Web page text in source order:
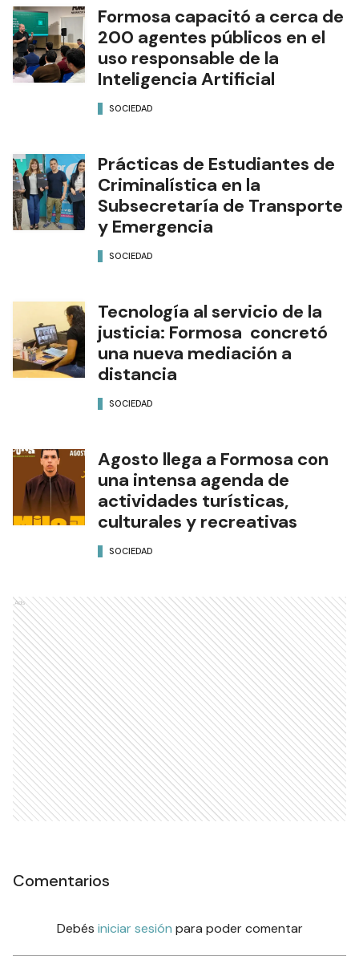
Formosa capacitó a cerca de
200 agentes públicos en el
uso responsable de la
Inteligencia Artificial
SOCIEDAD
Prácticas de Estudiantes de
Criminalística en la
Subsecretaría de Transporte
y Emergencia
SOCIEDAD
Tecnología al servicio de la
justicia: Formosa concretó
una nueva mediación a
distancia
SOCIEDAD
Agosto llega a Formosa con
una intensa agenda de
actividades turísticas,
culturales y recreativas
SOCIEDAD
Ads
Comentarios
Debés iniciar sesión para poder comentar